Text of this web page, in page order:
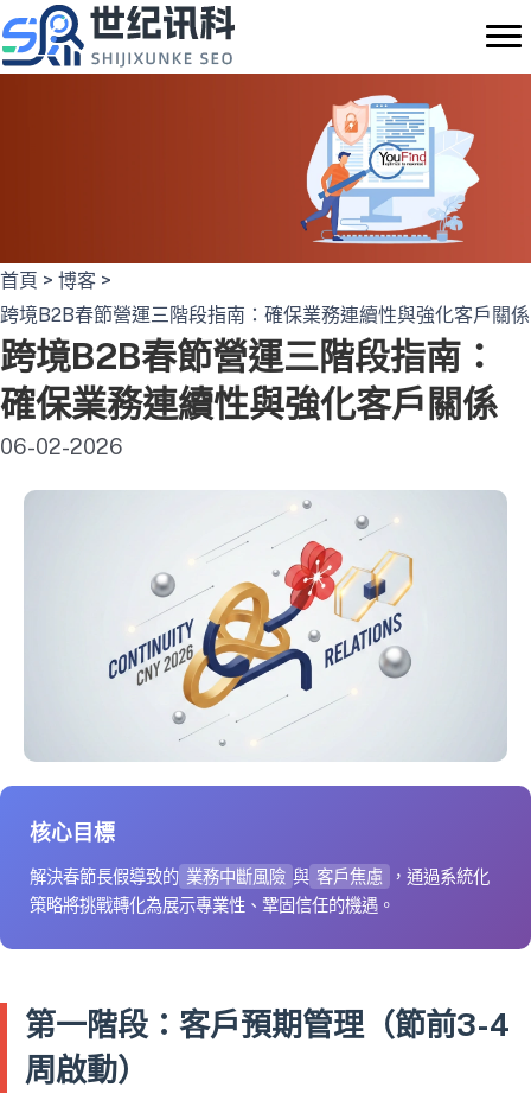
to
content
首頁 > 博客 >
跨境B2B春節營運三階段指南：確保業務連續性與強化客戶關係
跨境B2B春節營運三階段指南：
確保業務連續性與強化客戶關係
06-02-2026
核心目標
解決春節長假導致的 業務中斷風險 與 客戶焦慮
，通過系統化
策略將挑戰轉化為展示專業性、鞏固信任的機遇。
第一階段：客戶預期管理（節前3-4
周啟動）